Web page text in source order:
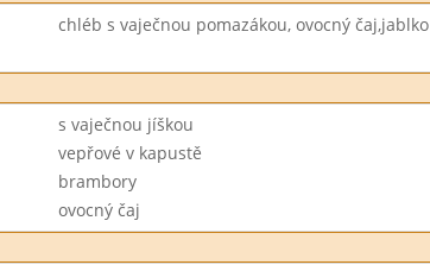
chléb s vaječnou pomazákou, ovocný čaj,jablko
s vaječnou jíškou
vepřové v kapustě
brambory
ovocný čaj